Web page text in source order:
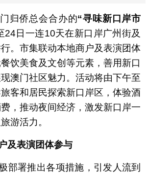
归侨总会合办的“寻味新口岸市
24日一连10天在新口岸广州街及
行。市集联动本地商户及表演团体
饮美食及文创等元素，善用新口
澳门社区魅力。活动将由下午至
客和居民探索新口岸区，体验酒
，推动夜间经济，激发新口岸一
游活力。
及表演团体参与
部署推出各项措施，引发人流到